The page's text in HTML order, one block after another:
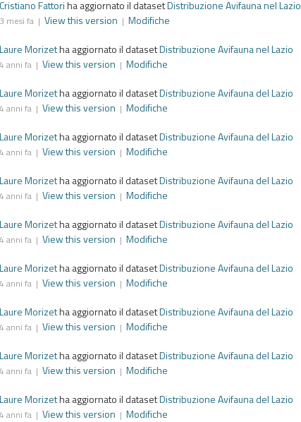
Cristiano Fattoriha aggiornato il datasetDistribuzione Avifauna nel Lazio
3 mesi fa | View this version | Modifiche
Laure Morizetha aggiornato il datasetDistribuzione Avifauna nel Lazio
4 anni fa | View this version | Modifiche
Laure Morizetha aggiornato il datasetDistribuzione Avifauna del Lazio
4 anni fa | View this version | Modifiche
Laure Morizetha aggiornato il datasetDistribuzione Avifauna del Lazio
4 anni fa | View this version | Modifiche
Laure Morizetha aggiornato il datasetDistribuzione Avifauna del Lazio
4 anni fa | View this version | Modifiche
Laure Morizetha aggiornato il datasetDistribuzione Avifauna del Lazio
4 anni fa | View this version | Modifiche
Laure Morizetha aggiornato il datasetDistribuzione Avifauna del Lazio
4 anni fa | View this version | Modifiche
Laure Morizetha aggiornato il datasetDistribuzione Avifauna del Lazio
4 anni fa | View this version | Modifiche
Laure Morizetha aggiornato il datasetDistribuzione Avifauna del Lazio
4 anni fa | View this version | Modifiche
Laure Morizetha aggiornato il datasetDistribuzione Avifauna del Lazio
4 anni fa | View this version | Modifiche